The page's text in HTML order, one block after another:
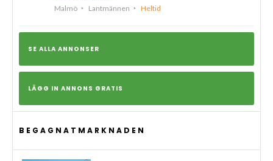
Malmö Lantmännen Heltid
SE ALLA ANNONSER
LÄGG IN ANNONS GRATIS
BEGAGNATMARKNADEN